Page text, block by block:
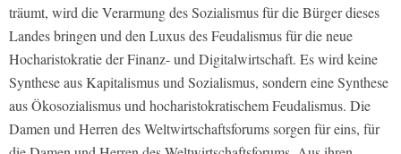
träumt, wird die Verarmung des Sozialismus für die Bürger dieses
Landes bringen und den Luxus des Feudalismus für die neue
Hocharistokratie der Finanz- und Digitalwirtschaft. Es wird keine
Synthese aus Kapitalismus und Sozialismus, sondern eine Synthese
aus Ökosozialismus und hocharistokratischem Feudalismus. Die
Damen und Herren des Weltwirtschaftsforums sorgen für eins, für